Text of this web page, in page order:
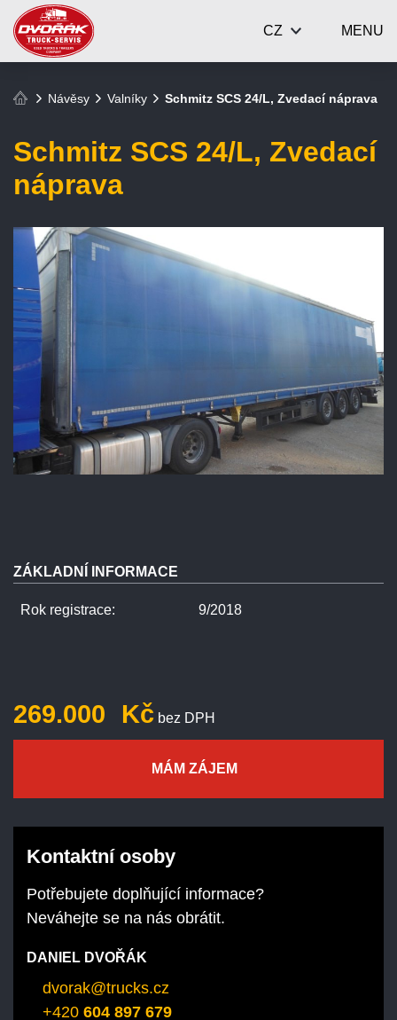
MENU
CZ
Návěsy Valníky Schmitz SCS 24/L, Zvedací náprava
Schmitz SCS 24/L, Zvedací
náprava
269.000 Kč bez DPH
MÁM ZÁJEM
Kontaktní osoby
Potřebujete doplňující informace?
Neváhejte se na nás obrátit.
DANIEL DVOŘÁK
dvorak@trucks.cz
+420604 897 679
ZÁKLADNÍ INFORMACE
Rok registrace: 9/2018